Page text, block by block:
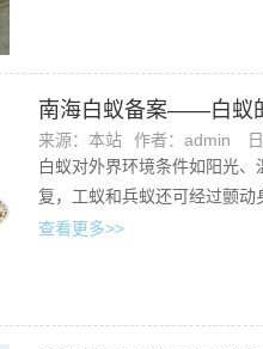
南海白蚁备案——白蚁
来源：本站 作者：admin
白蚁对外界环境条件如阳光
复，工蚁和兵蚁还可经过颤动
查看更多>>